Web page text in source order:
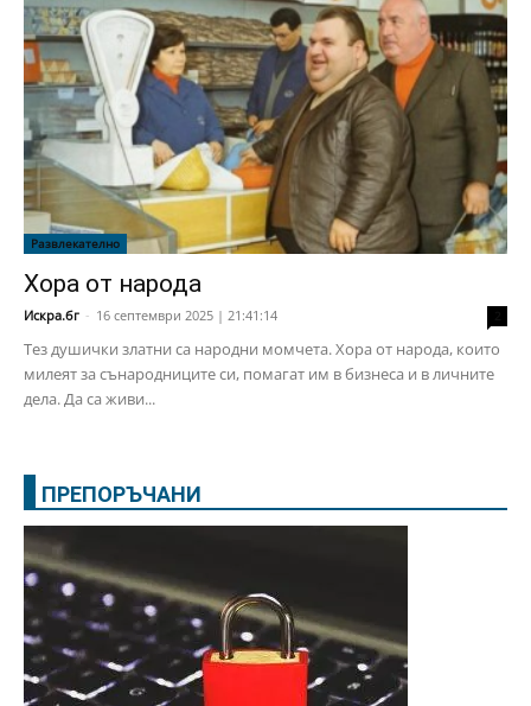
Развлекателно
Хора от народа
Искра.бг - 16 септември 2025 | 21:41:14
Тез душички златни са народни момчета. Хора от народа, които
милеят за сънародниците си, помагат им в бизнеса и в личните
дела. Да са живи...
ПРЕПОРЪЧАНИ